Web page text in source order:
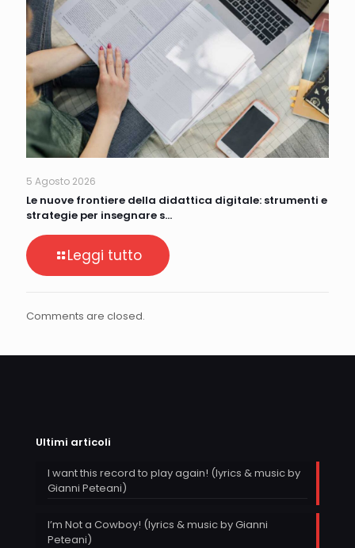
5 Agosto 2026
Le nuove frontiere della didattica digitale: strumenti e
strategie per insegnare s…
Leggi tutto
Comments are closed.
Ultimi articoli
I want this record to play again! (lyrics & music by
Gianni Peteani)
I’m Not a Cowboy! (lyrics & music by Gianni
Peteani)